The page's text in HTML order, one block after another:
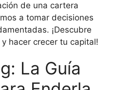
de una cartera
a tomar decisiones
¡Descubre
hacer crecer tu capital!
La Guía